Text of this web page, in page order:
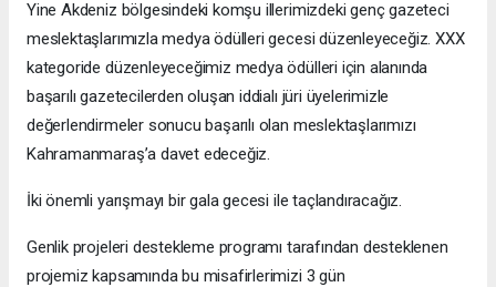
Yine Akdeniz bölgesindeki komşu illerimizdeki genç gazeteci
meslektaşlarımızla medya ödülleri gecesi düzenleyeceğiz. XXX
kategoride düzenleyeceğimiz medya ödülleri için alanında
başarılı gazetecilerden oluşan iddialı jüri üyelerimizle
değerlendirmeler sonucu başarılı olan meslektaşlarımızı
Kahramanmaraş’a davet edeceğiz.
İki önemli yarışmayı bir gala gecesi ile taçlandıracağız.
Genlik projeleri destekleme programı tarafından desteklenen
projemiz kapsamında bu misafirlerimizi 3 gün